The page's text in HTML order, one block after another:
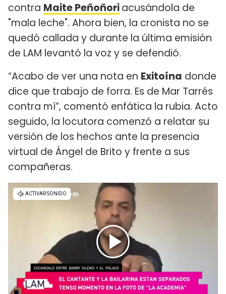
contra Maite Peñoñoriacusándola de
"mala leche". Ahora bien, la cronista no se
quedó callada y durante la última emisión
de LAM levantó la voz y se defendió.
“Acabo de ver una nota en Exitoína donde
dice que trabajo de forra. Es de Mar Tarrés
contra mí”, comentó enfática la rubia. Acto
seguido, la locutora comenzó a relatar su
versión de los hechos ante la presencia
virtual de Ángel de Brito y frente a sus
compañeras.